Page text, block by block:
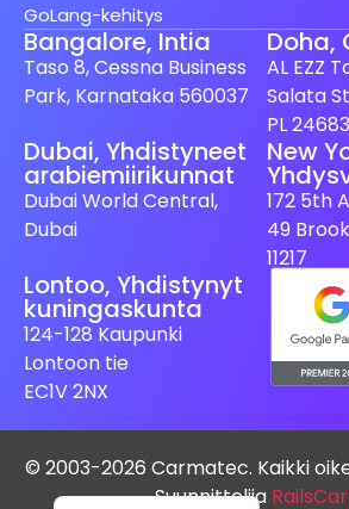
GoLang-kehitys
Bangalore, Intia
Taso 8, Cessna Business
Park, Karnataka 560037
Doha,
AL EZZ
Salata
PL 24683
Dubai, Yhdistyneet
arabiemiirikunnat
Dubai World Central,
Dubai
New
172 5th
49
11217
Lontoo, Yhdistynyt
kuningaskunta
124-128 Kaupunki
Lontoon tie
EC1V 2NX
© 2003-2026 Carmatec. Kaikki
Suunnittelija
French
German
Japanese
Swedish
Spanish (Spain)